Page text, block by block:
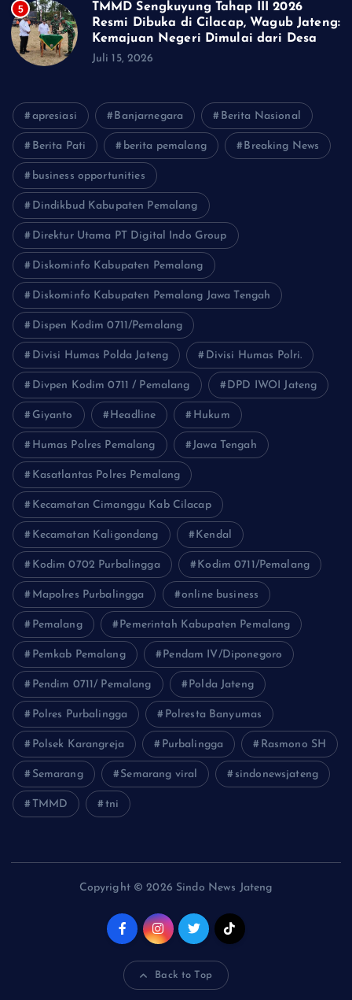
5
TMMD Sengkuyung Tahap III 2026
Resmi Dibuka di Cilacap, Wagub Jateng:
Kemajuan Negeri Dimulai dari Desa
Juli 15, 2026
apresiasi Banjarnegara Berita Nasional
Berita Pati berita pemalang Breaking News
business opportunities
Dindikbud Kabupaten Pemalang
Direktur Utama PT Digital Indo Group
Diskominfo Kabupaten Pemalang
Diskominfo Kabupaten Pemalang Jawa Tengah
Dispen Kodim 0711/Pemalang
Divisi Humas Polda Jateng Divisi Humas Polri.
Divpen Kodim 0711 / Pemalang DPD IWOI Jateng
Giyanto Headline Hukum
Humas Polres Pemalang Jawa Tengah
Kasatlantas Polres Pemalang
Kecamatan Cimanggu Kab Cilacap
Kecamatan Kaligondang Kendal
Kodim 0702 Purbalingga Kodim 0711/Pemalang
Mapolres Purbalingga online business
Pemalang Pemerintah Kabupaten Pemalang
Pemkab Pemalang Pendam IV/Diponegoro
Pendim 0711/ Pemalang Polda Jateng
Polres Purbalingga Polresta Banyumas
Polsek Karangreja Purbalingga Rasmono SH
Semarang Semarang viral sindonewsjateng
TMMD tni
Copyright © 2026 Sindo News Jateng
Back to Top